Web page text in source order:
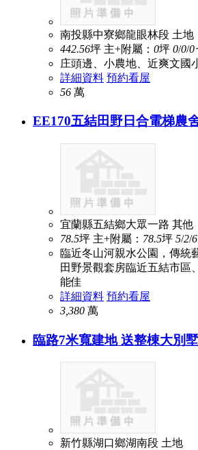
南投縣中寮鄉龍眼林段 土地
442.56坪 主+附屬： 0坪 0/0/0
庄頭邊、小農地、近爽文國
詳細資料 預約看屋
56 萬
EE170五結田野日合電梯農
宜蘭縣五結鄉大眾一路 其他
78.5坪 主+附屬： 78.5坪 5/2/6
臨近冬山河親水公園，傳統
田野景觀套房臨近五結市區
能佳
詳細資料 預約看屋
3,380 萬
臨路7米寬建地 送整棟大別墅
新竹縣湖口鄉湖南段 土地